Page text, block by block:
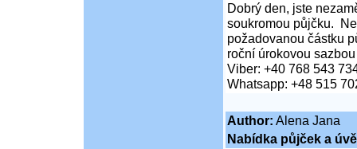
Dobrý den, jste
soukromou půjčku.
požadovanou částku
roční úrokovou
Viber: +40 768 543
Whatsapp: +48 515
Author: Alena Jana
Nabídka půjček a